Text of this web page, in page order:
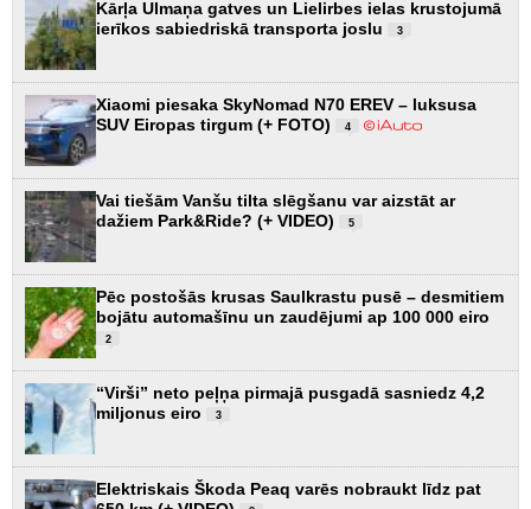
Kārļa Ulmaņa gatves un Lielirbes ielas krustojumā
ierīkos sabiedriskā transporta joslu
3
Xiaomi piesaka SkyNomad N70 EREV – luksusa
SUV Eiropas tirgum (+ FOTO)
4
Vai tiešām Vanšu tilta slēgšanu var aizstāt ar
dažiem Park&Ride? (+ VIDEO)
5
Pēc postošās krusas Saulkrastu pusē – desmitiem
bojātu automašīnu un zaudējumi ap 100 000 eiro
2
“Virši” neto peļņa pirmajā pusgadā sasniedz 4,2
miljonus eiro
3
Elektriskais Škoda Peaq varēs nobraukt līdz pat